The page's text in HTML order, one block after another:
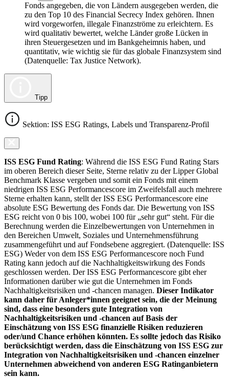
Fonds angegeben, die von Ländern ausgegeben werden, die
zu den Top 10 des Financial Secrecy Index gehören. Ihnen
wird vorgeworfen, illegale Finanzströme zu erleichtern. Es
wird qualitativ bewertet, welche Länder große Lücken in
ihren Steuergesetzen und im Bankgeheimnis haben, und
quantitativ, wie wichtig sie für das globale Finanzsystem sind
(Datenquelle: Tax Justice Network).
Tipp
Sektion: ISS ESG Ratings, Labels und Transparenz-Profil
ISS ESG Fund Rating: Während die ISS ESG Fund Rating Stars
im oberen Bereich dieser Seite, Sterne relativ zu der Lipper Global
Benchmark Klasse vergeben und somit ein Fonds mit einem
niedrigen ISS ESG Performancescore im Zweifelsfall auch mehrere
Sterne erhalten kann, stellt der ISS ESG Performancescore eine
absolute ESG Bewertung des Fonds dar. Die Bewertung von ISS
ESG reicht von 0 bis 100, wobei 100 für „sehr gut“ steht. Für die
Berechnung werden die Einzelbewertungen von Unternehmen in
den Bereichen Umwelt, Soziales und Unternehmensführung
zusammengeführt und auf Fondsebene aggregiert. (Datenquelle: ISS
ESG) Weder von dem ISS ESG Performancescore noch Fund
Rating kann jedoch auf die Nachhaltigkeitswirkung des Fonds
geschlossen werden. Der ISS ESG Performancescore gibt eher
Informationen darüber wie gut die Unternehmen im Fonds
Nachhaltigkeitsrisiken und -chancen managen. Dieser Indikator
kann daher für Anleger*innen geeignet sein, die der Meinung
sind, dass eine besonders gute Integration von
Nachhaltigkeitsrisiken und -chancen auf Basis der
Einschätzung von ISS ESG finanzielle Risiken reduzieren
oder/und Chance erhöhen könnten. Es sollte jedoch das Risiko
berücksichtigt werden, dass die Einschätzung von ISS ESG zur
Integration von Nachhaltigkeitsrisiken und -chancen einzelner
Unternehmen abweichend von anderen ESG Ratinganbietern
sein kann.